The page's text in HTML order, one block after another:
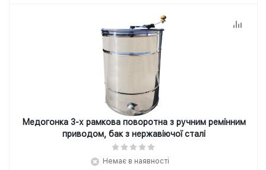
Медогонка 3-х рамкова поворотна з ручним ремінним
приводом, бак з нержавіючої сталі
Немає в наявності